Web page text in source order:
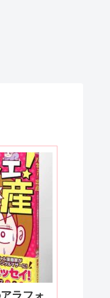
ラフォ